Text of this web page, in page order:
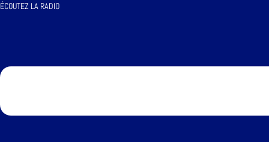
ÉCOUTEZ LA RADIO